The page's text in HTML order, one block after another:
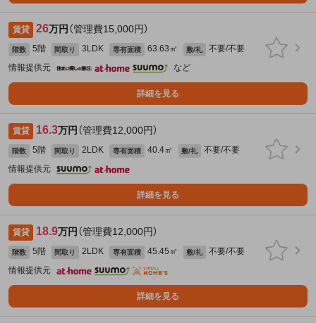
賃貸 26万円 （管理費15,000円）
階数 5階 間取り 3LDK 専有面積 63.63㎡ 敷/礼
不要/不要
情報提供元
など
詳細を見る
賃貸 16.3万円 （管理費12,000円）
階数 5階 間取り 2LDK 専有面積 40.4㎡ 敷/礼
不要/不要
情報提供元
詳細を見る
賃貸 18.9万円 （管理費12,000円）
階数 5階 間取り 2LDK 専有面積 45.45㎡ 敷/礼
不要/不要
情報提供元
詳細を見る